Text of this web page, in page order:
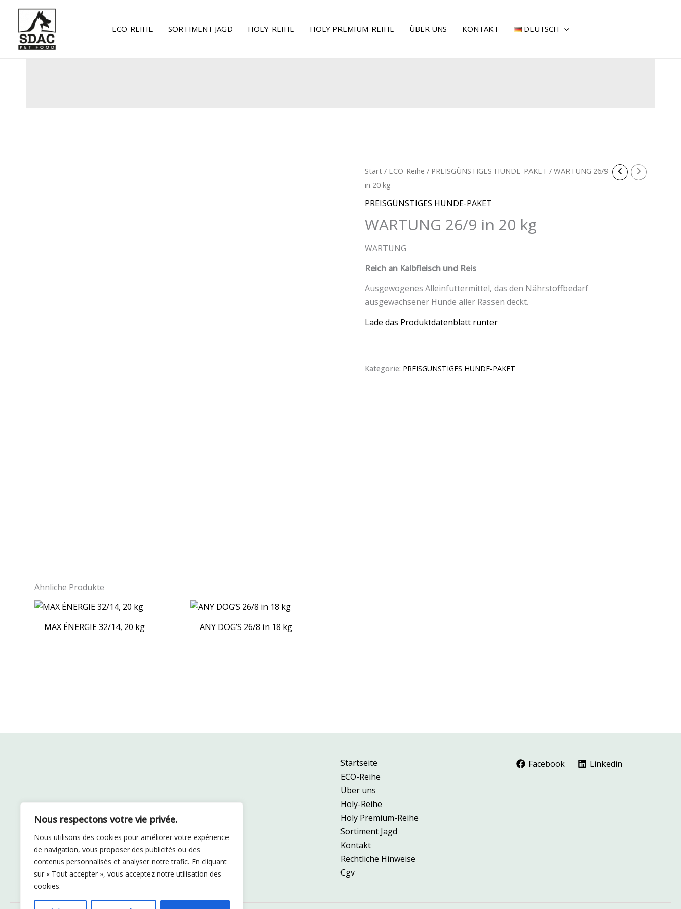
Nous respectons votre vie privée.
Nous utilisons des cookies pour améliorer votre expérience
de navigation, vous proposer des publicités ou des
contenus personnalisés et analyser notre trafic. En cliquant
sur « Tout accepter », vous acceptez notre utilisation des
cookies.
springen
ECO-REIHE SORTIMENT JAGD HOLY-REIHE HOLY PREMIUM-REIHE ÜBER UNS KONTAKT DEUTSCH
Start / ECO-Reihe / PREISGÜNSTIGES HUNDE-PAKET / WARTUNG 26/9
in 20 kg
PREISGÜNSTIGES HUNDE-PAKET
WARTUNG 26/9 in 20 kg
WARTUNG
Reich an Kalbfleisch und Reis
Ausgewogenes Alleinfuttermittel, das den Nährstoffbedarf
ausgewachsener Hunde aller Rassen deckt.
Lade das Produktdatenblatt runter
Kategorie: PREISGÜNSTIGES HUNDE-PAKET
Ähnliche Produkte
MAX ÉNERGIE 32/14, 20 kg ANY DOG’S 26/8 in 18 kg
Startseite
ECO-Reihe
Über uns
Holy-Reihe
Holy Premium-Reihe
Sortiment Jagd
Kontakt
Rechtliche Hinweise
Cgv
Facebook Linkedin